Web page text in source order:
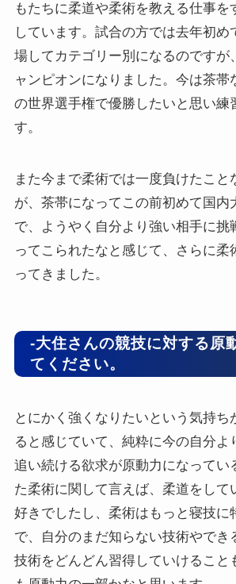
もたちに柔道や柔術を教える仕事を
しています。試合の方では去年初め
場してカテゴリー別になるのですが
ャンピオンになりました。今は茶帯
の世界選手権で優勝したいと思い練
す。
また今まで柔術では一度負けたこと
が、茶帯になってこの前初めて国内
で、ようやく自分より強い相手に挑
ってこられたなと感じて、さらに柔
ってきました。
-大住さんの競技に対する原
てください。
とにかく強くなりたいという気持ち
ると感じていて、純粋に今の自分よ
追い続ける欲求が原動力になってい
た柔術に関して言えば、柔道をして
好きでしたし、柔術はもっと寝技に
で、自分のまだ知らない技術やでき
技術をどんどん習得していけること